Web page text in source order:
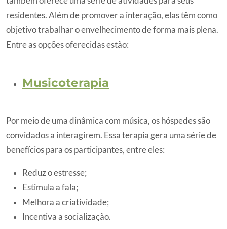
residentes. Além de promover a interação, elas têm como
objetivo trabalhar o envelhecimento de forma mais plena.
Entre as opções oferecidas estão:
Musicoterapia
Por meio de uma dinâmica com música, os hóspedes são
convidados a interagirem. Essa terapia gera uma série de
benefícios para os participantes, entre eles:
Reduz o estresse;
Estimula a fala;
Melhora a criatividade;
Incentiva a socialização.